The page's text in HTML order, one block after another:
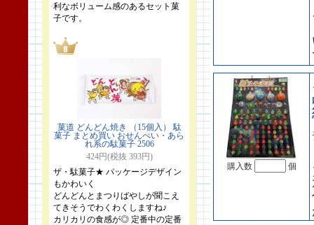
利なボリューム感のあるセット菓
子です。
菓道 どんどん焼き （15個入） 駄
菓子 まとめ買い おせんべい・あら
れ系の駄菓子 2506
424円(税抜 393円)
ザ・駄菓子★ パッケージデザイン
もかわいく
どんどんとまつりばやしが聞こえ
てきそうでわくわくしますね♪
カリカリの食感が◎ 定番中の定番
購入数 個